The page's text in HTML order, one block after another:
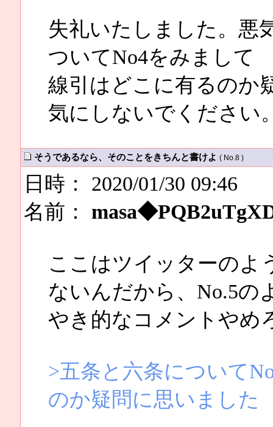
失礼いたしました。悪
ついてNo4をみまして
線引はどこに有るのか
気にしないでください
そうであるなら、そのことをきちんと書けよ ( No.8 )
日時： 2020/01/30 09:46
名前：
ここはツイッターのよ
ないんだから、No.5の
やき的なコメントやめ
>五条と六条について
のか疑問に思いました